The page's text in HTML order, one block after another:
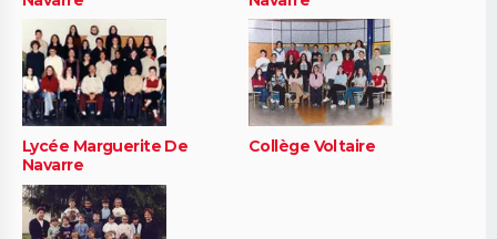
Lycée Marguerite De
Navarre
Collège Voltaire